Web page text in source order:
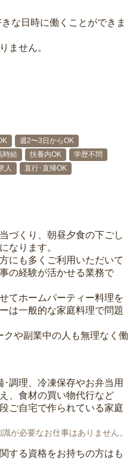
な日時に働くことができま
ません。
週2〜3日からOK
時給 扶養内OK
学歴不問
人 直行･直帰OK
づくり、朝昼夕食の下ごし
なります。
にも多くご利用いただいて
の経験が活かせる業務で
てホームパーティー料理を
は一般的な家庭料理で問題
や副業中の人も無理なく働
調理、冷凍保存やお弁当用
、食材の買い物代行など
ご自宅で作られている家庭
が必要なお仕事はありません。
する資格をお持ちの方はも